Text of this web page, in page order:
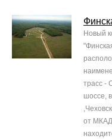
Новый
трасс -
шоссе,
от